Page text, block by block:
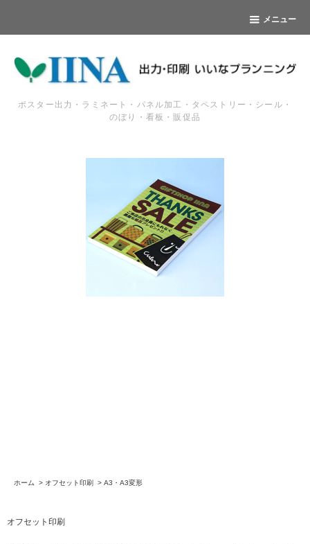
メニュー
ポスター出力・ラミネート・パネル加工・タペストリー・シール・
のぼり・看板・販促品
ホーム > オフセット印刷 > A3・A3変形
オフセット印刷